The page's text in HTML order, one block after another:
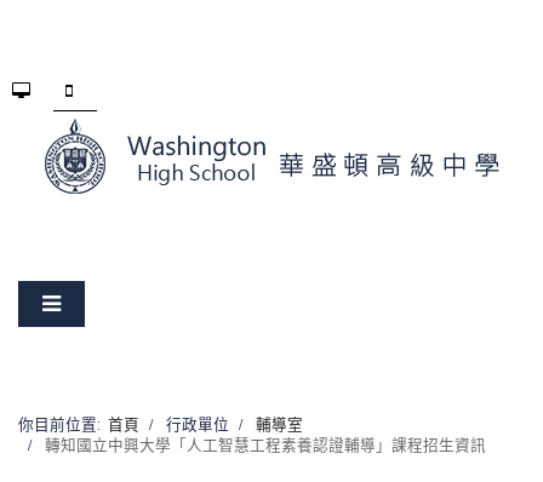
你目前位置: 首頁 行政單位
輔導室
轉知國立中興大學「人工智慧工程素養認證輔導」課程招生資訊